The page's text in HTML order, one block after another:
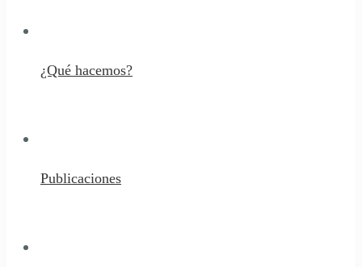
¿Qué hacemos?
Publicaciones